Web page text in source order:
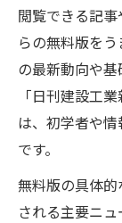
閲覧できる記
らの無料版を
の最新動向や
「日刊建設工
は、初学者や
です。
無料版の具体
される主要ニ